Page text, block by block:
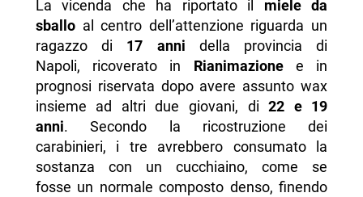
La vicenda che ha riportato il miele da
sballoal centro dell’attenzione riguarda un
ragazzo di 17 anni della provincia di
Napoli, ricoverato in Rianimazionee in
prognosi riservata dopo avere assunto wax
insieme ad altri due giovani, di22 e 19
anni. Secondo la ricostruzione dei
carabinieri, i tre avrebbero consumato la
sostanza con un cucchiaino, come se
fosse un normale composto denso, finendo